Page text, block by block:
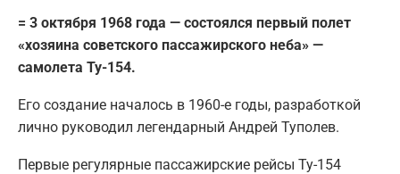
= 3 октября 1968 года — состоялся первый полет
«хозяина советского пассажирского неба» —
самолета Ту-154.
Его создание началось в 1960-е годы, разработкой
лично руководил легендарный Андрей Туполев.
Первые регулярные пассажирские рейсы Ту-154